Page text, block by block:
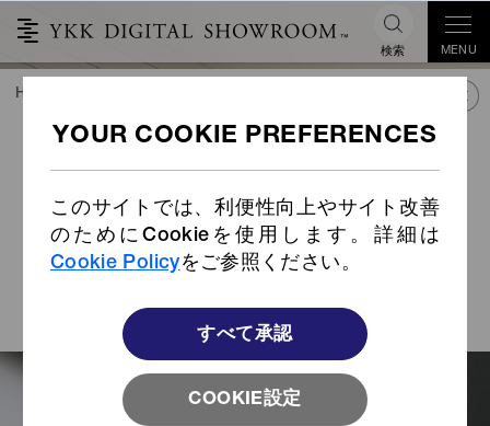
このサイトでは、利便性向上やサイト改善
のためにCookieを使用します。詳細は
Cookie Policyをご参照ください。
COOKIE設定
すべて承認
検索 MENU
労働力不足の解消に、サービ
解決するシャワーカーテンフ
ック
YKK社員が紹介するシャワーカーテンフック
HOME